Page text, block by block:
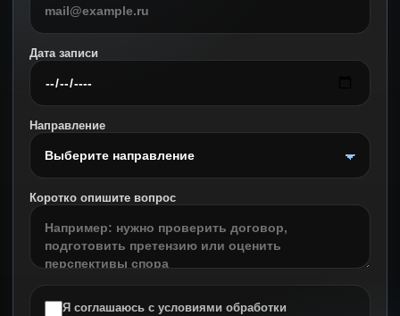
Дата записи
Направление
Коротко опишите вопрос
Я соглашаюсь с условиями обработки